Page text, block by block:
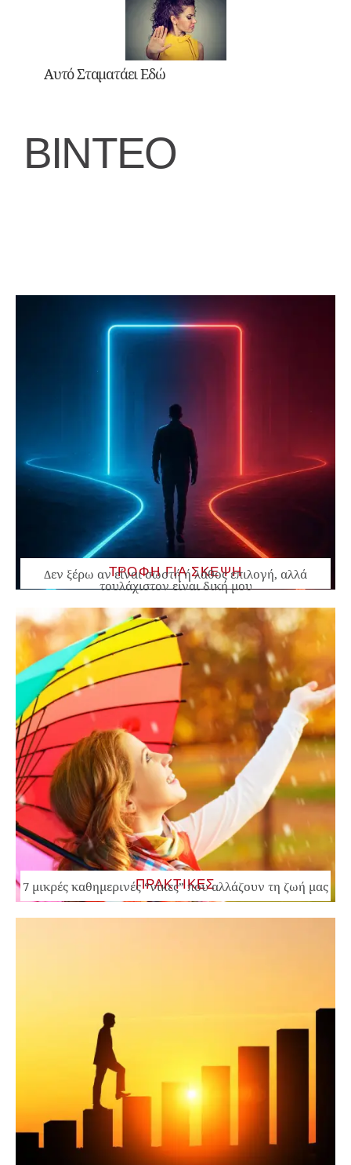
Αυτό Σταματάει Εδώ
ΒΙΝΤΕΟ
ΤΡΟΦΗ ΓΙΑ ΣΚΕΨΗ
Δεν ξέρω αν είναι σωστή ή λάθος επιλογή, αλλά
τουλάχιστον είναι δική μου
ΠΡΑΚΤΙΚΕΣ
7 μικρές καθημερινές “νίκες” που αλλάζουν τη ζωή μας